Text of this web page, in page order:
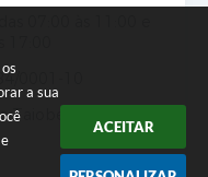
a sua
e
ACEITAR
0001-10
- MG